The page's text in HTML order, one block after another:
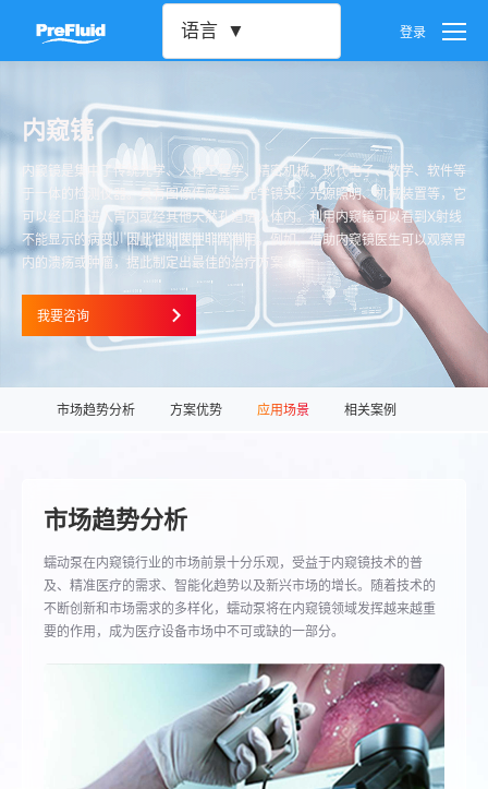
语言 登录
密码设置
账号注销
内窥镜
内窥镜是集中了传统光学、人体工程学、精密机械、现代电子、数学、软件等
于一体的检测仪器。具有图像传感器、光学镜头、光源照明、机械装置等，它
可以经口腔进入胃内或经其他天然孔道进入体内。利用内窥镜可以看到X射线
不能显示的病变，因此它对医生非常有用。例如，借助内窥镜医生可以观察胃
内的溃疡或肿瘤，据此制定出最佳的治疗方案。
我要咨询
市场趋势分析 方案优势 应用场景 相关案例
市场趋势分析
蠕动泵在内窥镜行业的市场前景十分乐观，受益于内窥镜技术的普
及、精准医疗的需求、智能化趋势以及新兴市场的增长。随着技术的
不断创新和市场需求的多样化，蠕动泵将在内窥镜领域发挥越来越重
要的作用，成为医疗设备市场中不可或缺的一部分。